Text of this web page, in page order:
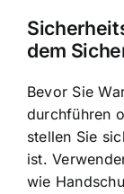
dem
Bevor Sie
durchführen
stellen Sie
ist.
wie